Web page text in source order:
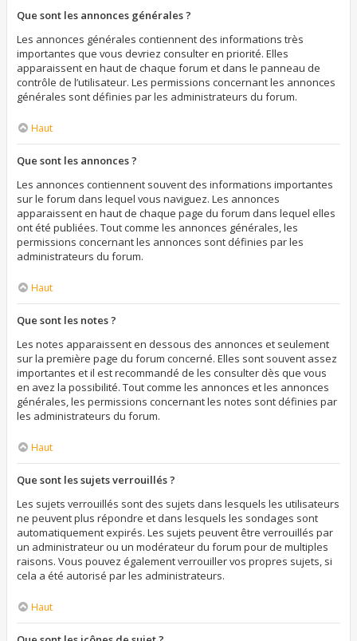
Que sont les annonces générales ?
Les annonces générales contiennent des informations très
importantes que vous devriez consulter en priorité. Elles
apparaissent en haut de chaque forum et dans le panneau de
contrôle de l’utilisateur. Les permissions concernant les annonces
générales sont définies par les administrateurs du forum.
Haut
Que sont les annonces ?
Les annonces contiennent souvent des informations importantes
sur le forum dans lequel vous naviguez. Les annonces
apparaissent en haut de chaque page du forum dans lequel elles
ont été publiées. Tout comme les annonces générales, les
permissions concernant les annonces sont définies par les
administrateurs du forum.
Haut
Que sont les notes ?
Les notes apparaissent en dessous des annonces et seulement
sur la première page du forum concerné. Elles sont souvent assez
importantes et il est recommandé de les consulter dès que vous
en avez la possibilité. Tout comme les annonces et les annonces
générales, les permissions concernant les notes sont définies par
les administrateurs du forum.
Haut
Que sont les sujets verrouillés ?
Les sujets verrouillés sont des sujets dans lesquels les utilisateurs
ne peuvent plus répondre et dans lesquels les sondages sont
automatiquement expirés. Les sujets peuvent être verrouillés par
un administrateur ou un modérateur du forum pour de multiples
raisons. Vous pouvez également verrouiller vos propres sujets, si
cela a été autorisé par les administrateurs.
Haut